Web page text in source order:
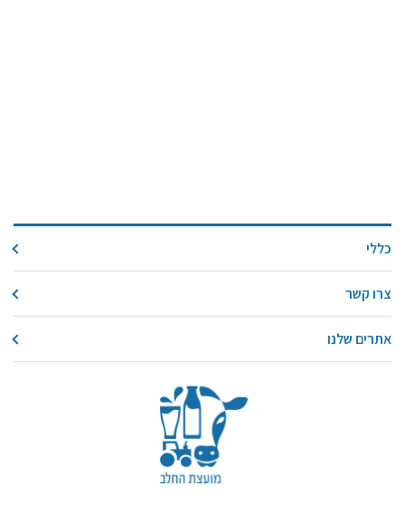
כללי
צרו קשר
אתרים שלנו